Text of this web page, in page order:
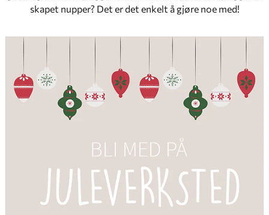
skapet nupper? Det er det enkelt å gjøre noe med!